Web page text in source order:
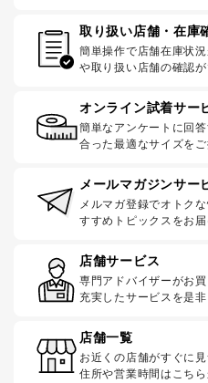
取り扱い店舗・在庫
簡単操作で店舗在庫状
や取り扱い店舗の確認が
オンライン試着サー
簡単なアンケートに回
合った最適なサイズをご
メールマガジンサー
メルマガ登録でオトク
すすめトピックスをお届
店舗サービス
専門アドバイザーがお買
充実したサービスを是非
店舗一覧
お近くの店舗がすぐに見
住所や営業時間はこちら